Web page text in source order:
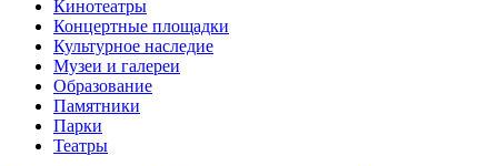
Кинотеатры
Концертные площадки
Культурное наследие
Музеи и галереи
Образование
Памятники
Парки
Театры